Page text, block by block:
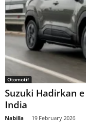
Otomotif
Suzuki Hadirkan
India
Nabilla 19 February 2026